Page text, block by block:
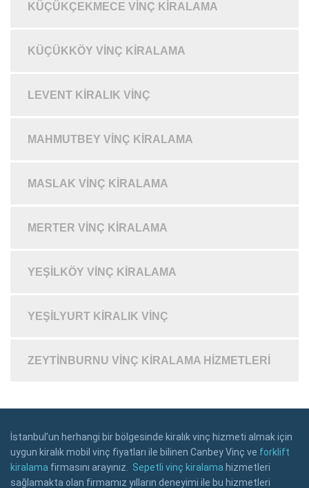
KÜÇÜKÇEKMECE VINÇ KIRALAMA
KÜÇÜKKÖY VINÇ KIRALAMA
LEVENT KIRALIK VINÇ
MAHMUTBEY VINÇ KIRALAMA
MASLAK VINÇ KIRALAMA
MERTER VINÇ KIRALAMA
YEŞILKÖY VINÇ KIRALAMA
YEŞILYURT KIRALIK VINÇ
ZEYTINBURNU VINÇ KIRALAMA HIZMETLERI
İstanbul’un herhangi bir bölgesinde kiralık vinç hizmeti almak için
uygun kiralık mobil vinç fiyatları ile bilinen Canbey Vinç ve forklift
kiralama firmasını arayınız. Sepetli vinç kiralama hizmetleri
sağlamakta olan firmamız yılların deneyimi ile bu hizmetleri